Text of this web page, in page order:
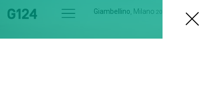
Giambellino , Milano2015